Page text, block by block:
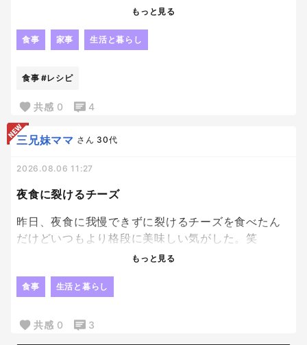
置きしたいと思いつつも
んだけど、、、、
何がいいのか、、。
ものが多い気がして。笑
普通の私には向いてないなーって思っちゃうからな
もっと見る
食事 家事 生活と暮らし
食事 #レシピ
共感 0 4
夜食に裂けるチーズ
三兄妹ママ さん 30代
2026.08.06 11:27
昨日、夜食に我慢できずに裂けるチーズを食べたん
だけどいつもより格段に美味しい気がした。笑
た気がして、なんか太らない自信があったんだよ
もっと見る
食事 生活と暮らし
共感 0 3